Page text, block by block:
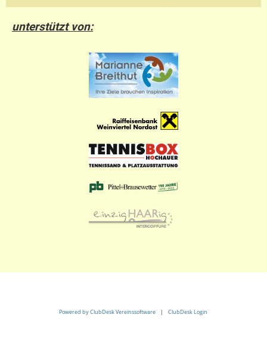
unterstützt von:
Powered by ClubDesk Vereinssoftware| ClubDesk Login